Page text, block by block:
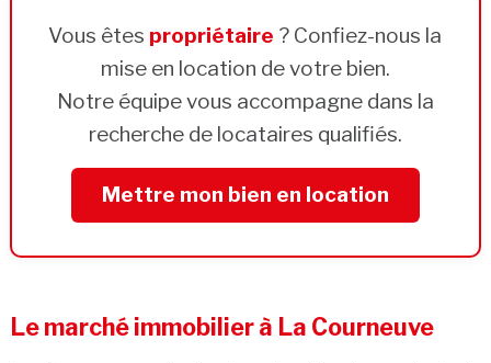
Vous êtes propriétaire ? Confiez-nous la
mise en location de votre bien.
Notre équipe vous accompagne dans la
recherche de locataires qualifiés.
Mettre mon bien en location
Le marché immobilier à La Courneuve